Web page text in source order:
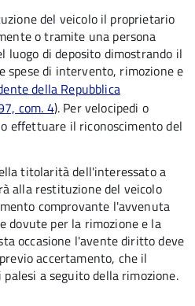
del veicolo il proprietario
o tramite una persona
luogo di deposito dimostrando il
di intervento, rimozione e
della Repubblica
com. 4). Per velocipedi o
effettuare il riconoscimento del
titolarità dell'interessato a
alla restituzione del veicolo
comprovante l'avvenuta
dovute per la rimozione e la
occasione l'avente diritto deve
accertamento, che il
a seguito della rimozione.